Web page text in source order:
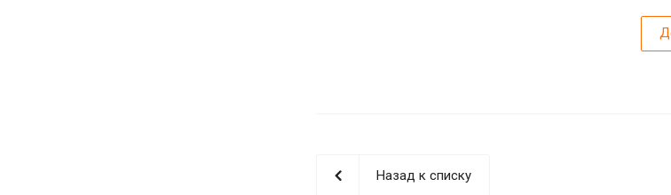
Назад к списку